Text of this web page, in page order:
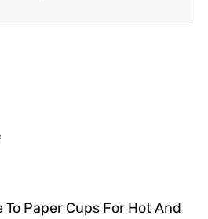
Paper Cups For Hot And